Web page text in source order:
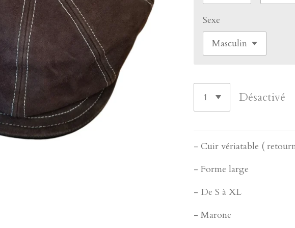
Sexe
Désactivé
- Cuir vériatable (
- Forme large
- De S à XL
- Marone